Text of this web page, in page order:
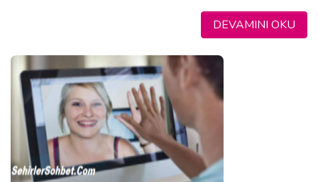
DEVAMINI OKU